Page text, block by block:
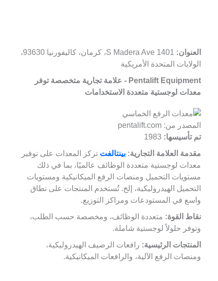
العنوان:
1401 S Madera Ave، كرمان، كاليفورنيا 93630،
الولايات المتحدة الأمريكية
Pentalift Equipment - علامة تجارية متخصصة توفر
معدات لوجستية متعددة الاستخدامات
المصدر من: pentalift.com
تم تأسيسها:
مقدمة العلامة التجارية: بينتالفت تركز المعدات على توفير
معدات لوجستية متعددة الوظائف عالميًا، بما في ذلك
مستويات التحميل ومنصات الرفع الميكانيكية ومستويات
التحميل الهيدروليكية، إلخ. تُستخدم المنتجات على نطاق
واسع في المستودعات ومراكز التوزيع.
نقاط القوة: متعددة الوظائف، ومخصصة حسب الطلب،
وتوفر حلولاً لوجستية شاملة.
المنتجات الرئيسية: رافعات الرصيف الهيدروليكية،
ومنصات الرفع الآلية، والرافعات الميكانيكية.